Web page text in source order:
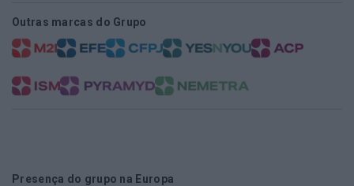
Outras marcas do Grupo
Presença do grupo na Europa